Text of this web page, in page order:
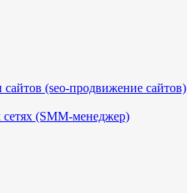
(seo-продвижение сайтов)
(SMM-менеджер)